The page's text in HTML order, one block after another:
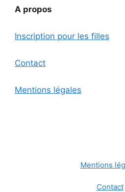
A propos
Inscription pour les filles
Contact
Mentions légales
Mentions
Contact